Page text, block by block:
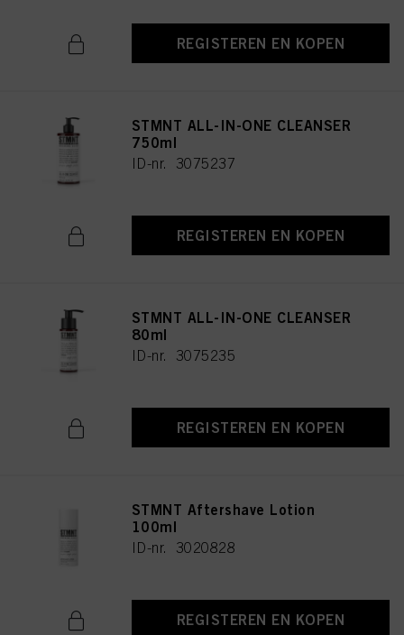
REGISTEREN EN KOPEN
STMNT ALL-IN-ONE CLEANSER
750ml
ID-nr. 3075237
REGISTEREN EN KOPEN
STMNT ALL-IN-ONE CLEANSER
80ml
ID-nr. 3075235
REGISTEREN EN KOPEN
STMNT Aftershave Lotion
100ml
ID-nr. 3020828
REGISTEREN EN KOPEN